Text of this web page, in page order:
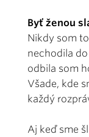
Byť ženou
Nikdy som
nechodila
odbila som
Všade, kde
každý
Aj keď sme